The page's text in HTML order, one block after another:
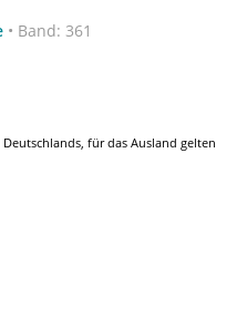
• Band: 361
für das Ausland gelten